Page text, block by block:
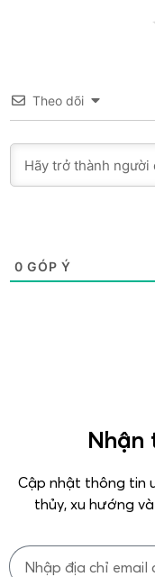
Theo dõi
0 GÓP Ý
Nhận
Cập nhật thông tin
thủy, xu hướng